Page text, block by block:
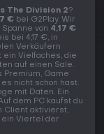
The Division 2?
€ bei G2Play. Wir
von 4,17 €
bei 4,17 €, in
Verkäufern
ein Vielfaches, die
auf einen Sale.
Premium, Game
nicht schon hast.
mit Daten. Ein
dem PC kaufst du
Client aktivierst,
ein Viertel der